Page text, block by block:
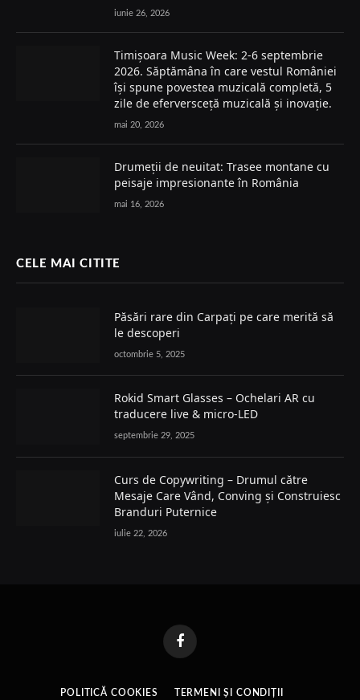
iunie 26, 2026
Timișoara Music Week: 2-6 septembrie
2026. Săptămâna în care vestul României
își spune povestea muzicală completă, 5
zile de eferversceță muzicală și inovație.
mai 20, 2026
Drumeții de neuitat: Trasee montane cu
peisaje impresionante în România
mai 16, 2026
CELE MAI CITITE
Păsări rare din Carpați pe care merită să
le descoperi
octombrie 5, 2025
Rokid Smart Glasses – Ochelari AR cu
traducere live & micro-LED
septembrie 29, 2025
Curs de Copywriting – Drumul către
Mesaje Care Vând, Conving și Construiesc
Branduri Puternice
iulie 22, 2026
Facebook
POLITICĂ COOKIES TERMENI ȘI CONDIȚII